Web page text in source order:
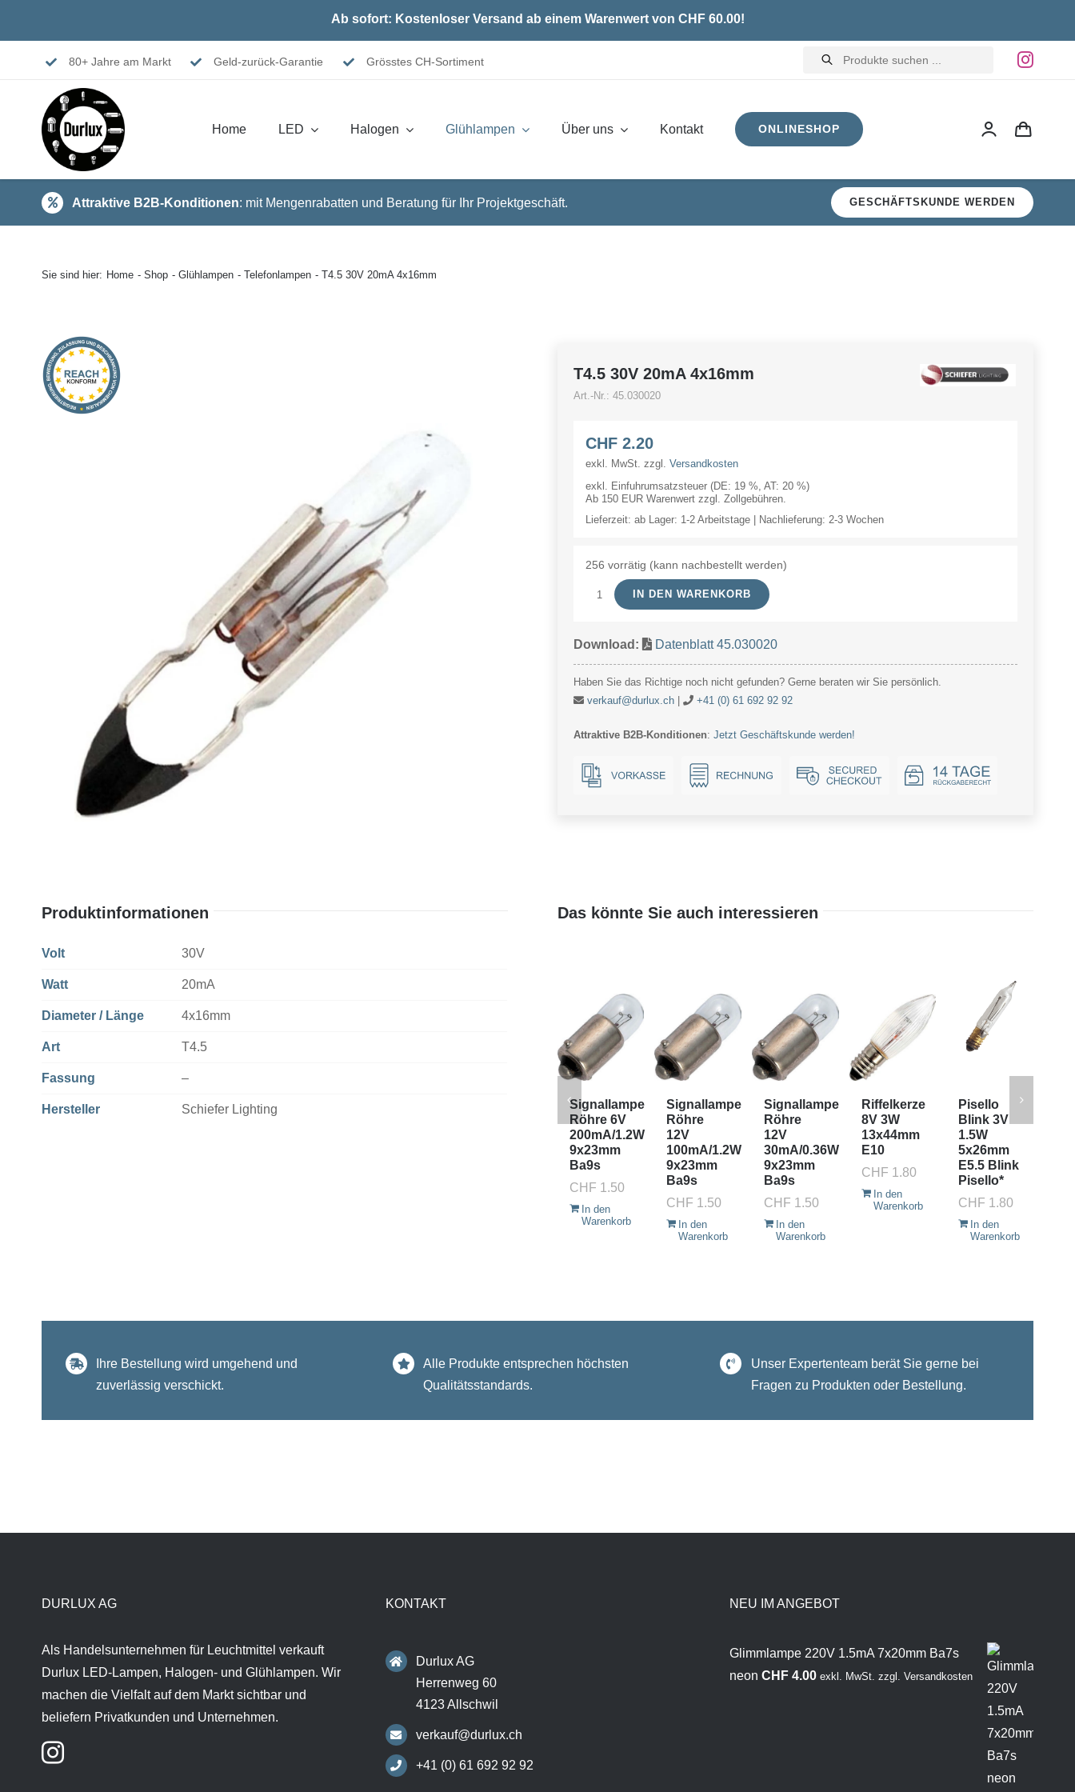
Ab sofort: Kostenloser Versand ab einem Warenwert von CHF 60.00!
80+ Jahre am Markt Geld-zurück-Garantie Grösstes CH-Sortiment
Products
search
Home LED Halogen Glühlampen Über uns Kontakt ONLINESHOP
Attraktive B2B-Konditionen: mit Mengenrabatten und Beratung für Ihr Projektgeschäft. GESCHÄFTSKUNDE WERDEN
Sie sind hier: Home Shop Glühlampen Telefonlampen T4.5 30V 20mA 4x16mm
T4.5 30V 20mA 4x16mm
Art.-Nr.: 45.030020
CHF2.20
exkl. MwSt. zzgl. Versandkosten
exkl. Einfuhrumsatzsteuer (DE: 19 %, AT: 20 %)
Ab 150 EUR Warenwert zzgl. Zollgebühren.
Lieferzeit: ab Lager: 1-2 Arbeitstage | Nachlieferung: 2-3 Wochen
256 vorrätig (kann nachbestellt werden)
T4.5
20mA
Menge
IN DEN WARENKORB
Download: Datenblatt 45.030020
Haben Sie das Richtige noch nicht gefunden? Gerne beraten wir Sie persönlich.
verkauf@durlux.ch| +41 (0) 61 692 92 92
Attraktive B2B-Konditionen: Jetzt Geschäftskunde werden!
Produktinformationen
Volt 30V
Watt 20mA
Diameter / Länge 4x16mm
Art T4.5
Fassung –
Hersteller Schiefer Lighting
Das könnte Sie auch interessieren
Signallampe
Röhre 6V
200mA/1.2W
9x23mm
Ba9s
CHF 1.50
In den
Warenkorb
Signallampe
Röhre
12V
100mA/1.2W
9x23mm
Ba9s
CHF 1.50
In den
Warenkorb
Signallampe
Röhre
12V
30mA/0.36W
9x23mm
Ba9s
CHF 1.50
In den
Warenkorb
Riffelkerze
8V 3W
13x44mm
E10
CHF 1.80
In den
Warenkorb
Pisello
Blink 3V
1.5W
5x26mm
E5.5 Blink
Pisello*
CHF 1.80
In den
Warenkorb
Ihre Bestellung wird umgehend und
zuverlässig verschickt.
Alle Produkte entsprechen höchsten
Qualitätsstandards.
Unser Expertenteam berät Sie gerne bei
Fragen zu Produkten oder Bestellung.
DURLUX AG
Als Handelsunternehmen für Leuchtmittel verkauft
Durlux LED-Lampen, Halogen- und Glühlampen. Wir
machen die Vielfalt auf dem Markt sichtbar und
beliefern Privatkunden und Unternehmen.
KONTAKT
Durlux AG
Herrenweg 60
4123 Allschwil
verkauf@durlux.ch
+41 (0) 61 692 92 92
NEU IM ANGEBOT
Glimmlampe 220V 1.5mA 7x20mm Ba7s
neon CHF4.00 exkl. MwSt. zzgl. Versandkosten